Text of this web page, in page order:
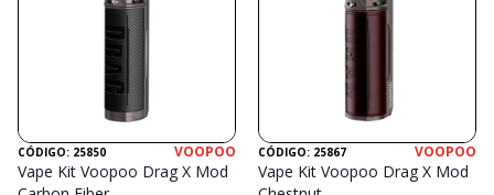
CÓDIGO: 25850 VOOPOO
Vape Kit Voopoo Drag X Mod
CÓDIGO: 25867 VOOPOO
Vape Kit Voopoo Drag X Mod